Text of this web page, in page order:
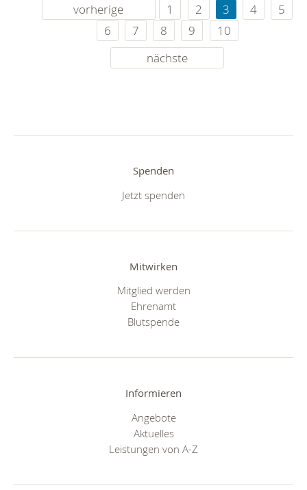
vorherige 1 2 3 4
5
6
7 8 9
10
nächste
Spenden
Jetzt spenden
Mitwirken
Mitglied werden
Ehrenamt
Blutspende
Informieren
Angebote
Aktuelles
Leistungen von A-Z